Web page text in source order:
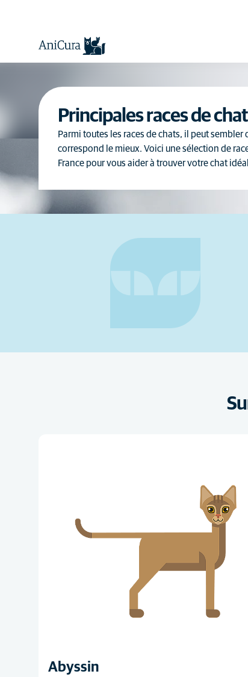
Principales races de
Parmi toutes les races de chats, il peut
correspond le mieux. Voici une sélection de
France pour vous aider à trouver votre chat
Abyssin